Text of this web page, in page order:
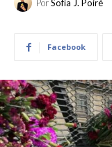
PorSofía J. Poiré
Facebook